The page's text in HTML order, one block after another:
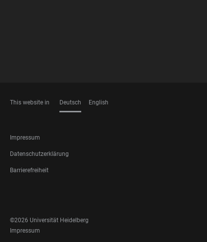
This website in Deutsch English
FOOTER
LEGAL
Impressum
Datenschutzerklärung
Barrierefreiheit
MEDIA
©2026 Universität Heidelberg
FOOTER
Impressum